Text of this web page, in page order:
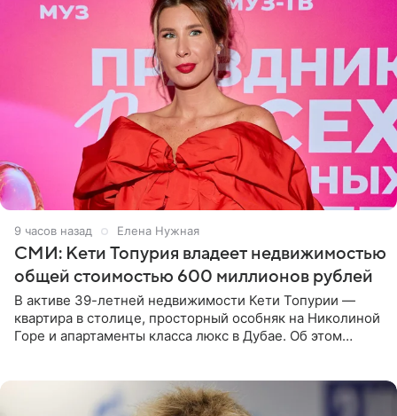
9 часов назад Елена Нужная
СМИ: Кети Топурия владеет недвижимостью
общей стоимостью 600 миллионов рублей
В активе 39-летней недвижимости Кети Топурии —
квартира в столице, просторный особняк на Николиной
Горе и апартаменты класса люкс в Дубае. Об этом